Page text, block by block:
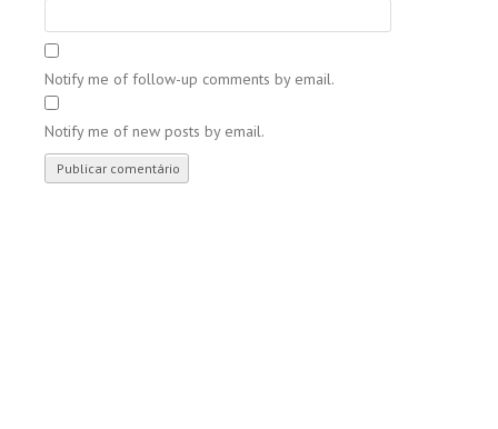
Notify me of follow-up comments by email.
Notify me of new posts by email.